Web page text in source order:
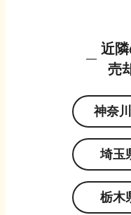
近
売
神奈
埼玉
栃木